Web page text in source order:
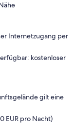
Internetzugang per
kostenloser
gilt eine
EUR pro Nacht)